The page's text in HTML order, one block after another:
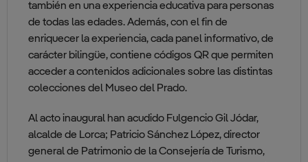
también en una experiencia educativa para personas
de todas las edades. Además, con el fin de
enriquecer la experiencia, cada panel informativo, de
carácter bilingüe, contiene códigos QR que permiten
acceder a contenidos adicionales sobre las distintas
colecciones del Museo del Prado.
Al acto inaugural han acudido Fulgencio Gil Jódar,
alcalde de Lorca; Patricio Sánchez López, director
general de Patrimonio de la Consejería de Turismo,